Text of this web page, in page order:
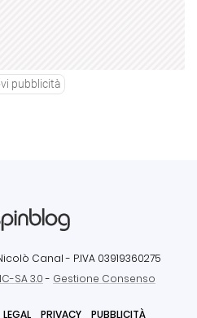
pubblicità
Canal - P.IVA 03919360275
SA 3.0- Gestione Consenso
LEGAL PRIVACY PUBBLICITÀ